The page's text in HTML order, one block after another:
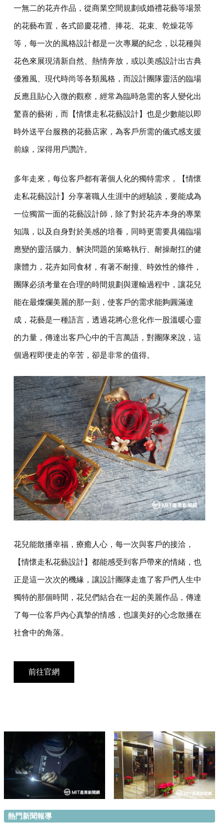
一無二的花卉作品，從商業空間規劃或婚禮花藝等場景
的花藝布置，各式節慶花禮、捧花、花束、乾燥花等
等，每一次的風格設計都是一次專屬的紀念，以花種與
花色來展現清新自然、熱情奔放，或以美感設計出古典
優雅風、現代時尚等各類風格，而設計團隊靈活的臨場
反應且貼心入微的觀察，經常為臨時急需的客人變化出
驚喜的藝術，而【情懷走私花藝設計】也是少數能以即
時外送平台服務的花藝店家，為客戶所需的儀式感支援
前線，深得用戶讚許。
多年走來，每位客戶都有著個人化的獨特需求，【情懷
走私花藝設計】分享著職人生涯中的經驗談，要能成為
一位獨當一面的花藝設計師，除了對於花卉本身的專業
知識，以及自身對於美感的培養，同時更需要具備臨場
應變的靈活腦力、解決問題的策略執行、耐操耐扛的健
康體力，花卉如同食材，有著不耐撞、時效性的條件，
團隊必須考量在合理的時間規劃與運輸過程中，讓花兒
能在最燦爛美麗的那一刻，使客戶的需求能夠圓滿達
成，花藝是一種語言，透過花將心意化作一股溫暖心靈
的力量，傳達出客戶心中的千言萬語，對團隊來說，這
個過程即便走的辛苦，卻是非常的值得。
花兒能散播幸福，療癒人心，每一次與客戶的接洽，
【情懷走私花藝設計】都能感受到客戶帶來的情緒，也
正是這一次次的機緣，讓設計團隊走進了客戶們人生中
獨特的那個時間，花兒們結合在一起的美麗作品，傳達
了每一位客戶內心真摯的情感，也讓美好的心念散播在
社會中的角落。
前往官網
熱門新聞報導